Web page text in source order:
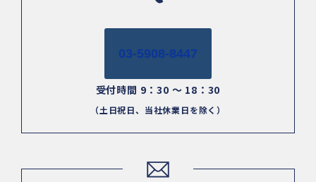
03-5908-8447
受付時間 9：30 ～ 18：30
（土日祝日、当社休業日を除く）